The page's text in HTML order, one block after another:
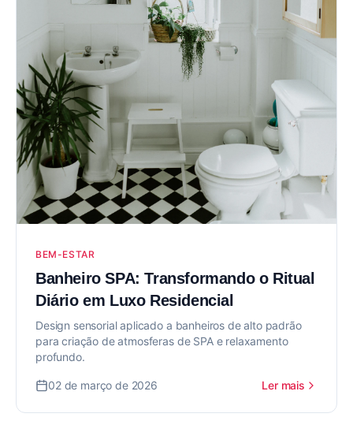
BEM-ESTAR
Banheiro SPA: Transformando o Ritual
Diário em Luxo Residencial
Design sensorial aplicado a banheiros de alto padrão
para criação de atmosferas de SPA e relaxamento
profundo.
02 de março de 2026 Ler mais